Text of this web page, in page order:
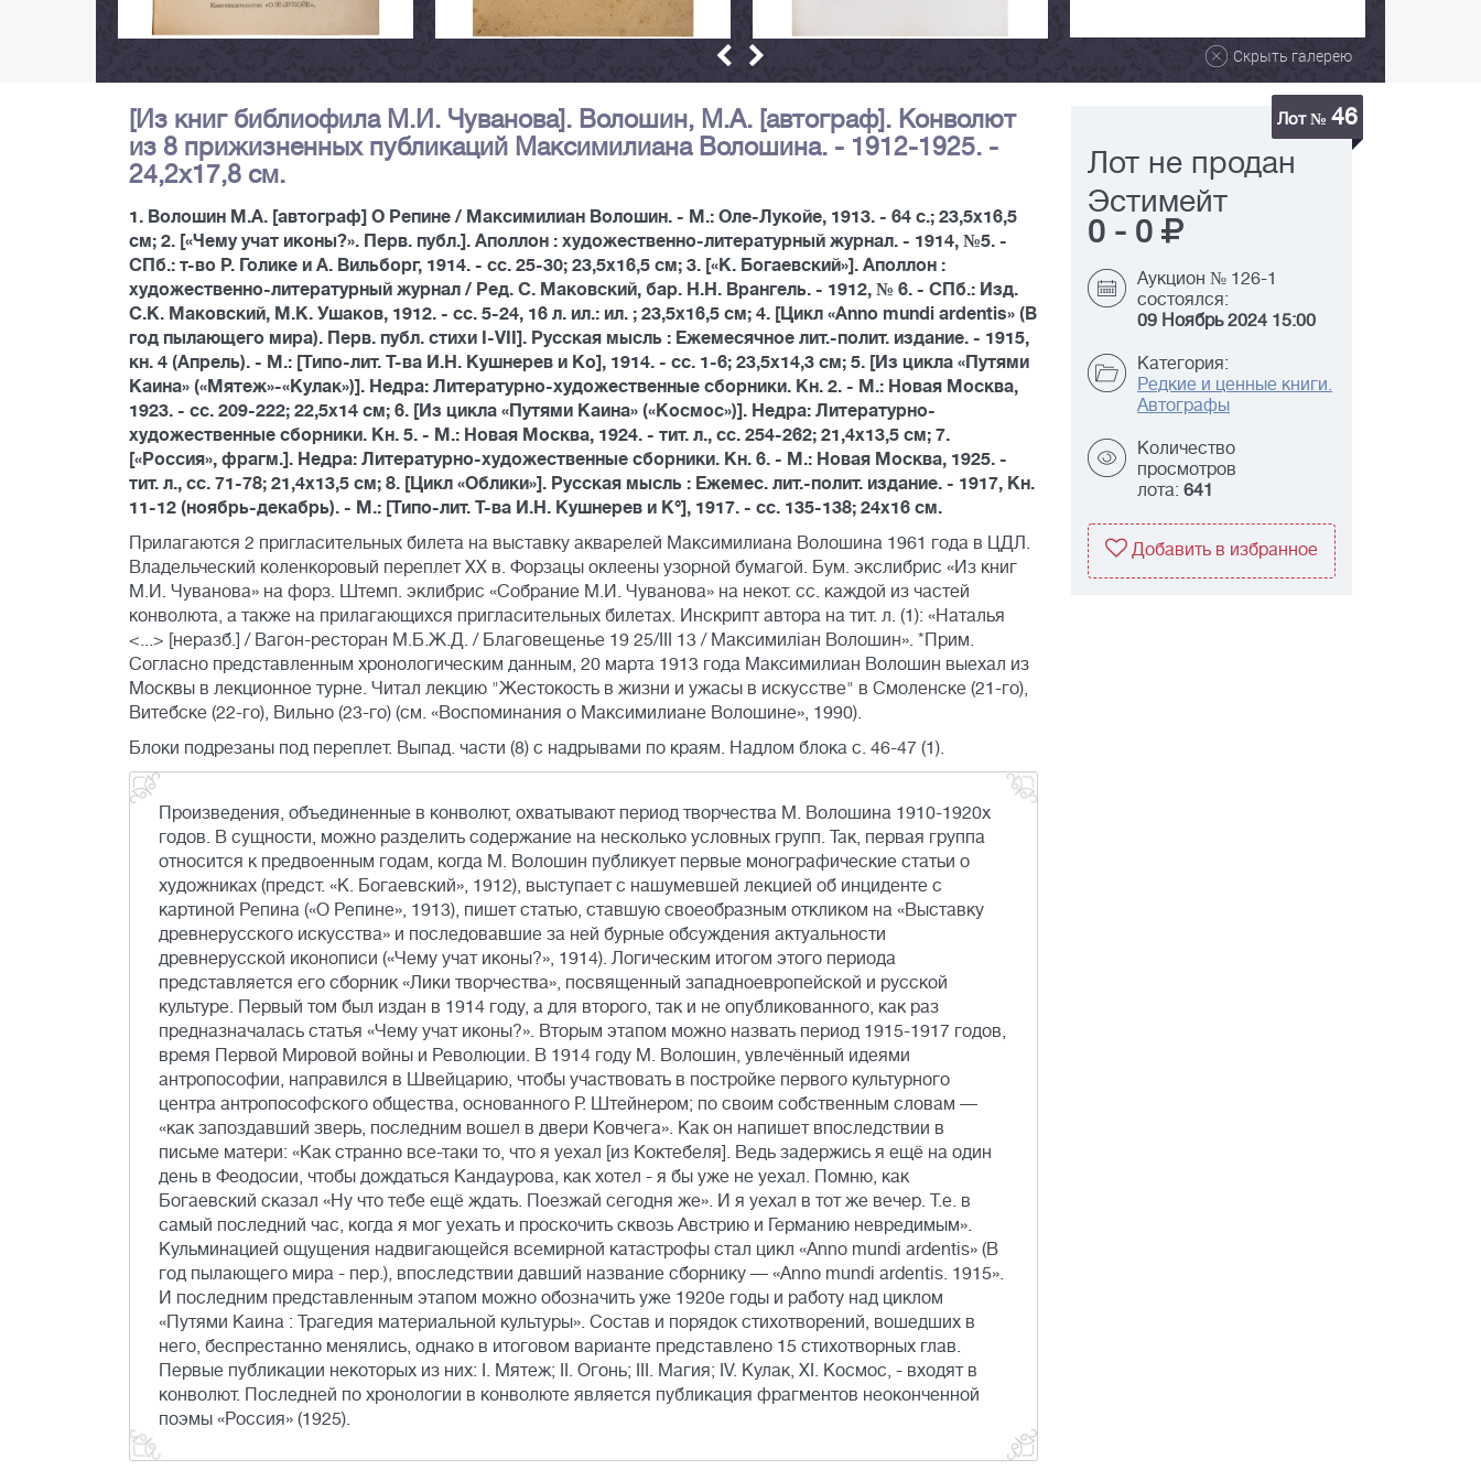
Скрыть галерею
[Из книг библиофила М.И. Чуванова]. Волошин, М.А. [автограф]. Конволют
из 8 прижизненных публикаций Максимилиана Волошина. - 1912-1925. -
24,2х17,8 см.
1. Волошин М.А. [автограф] О Репине / Максимилиан Волошин. - М.: Оле-Лукойе, 1913. - 64 с.; 23,5х16,5
см; 2. [«Чему учат иконы?». Перв. публ.]. Аполлон : художественно-литературный журнал. - 1914, №5. -
СПб.: т-во Р. Голике и А. Вильборг, 1914. - сс. 25-30; 23,5х16,5 см; 3. [«К. Богаевский»]. Аполлон :
художественно-литературный журнал / Ред. С. Маковский, бар. Н.Н. Врангель. - 1912, № 6. - СПб.: Изд.
С.К. Маковский, М.К. Ушаков, 1912. - сс. 5-24, 16 л. ил.: ил. ; 23,5х16,5 см; 4. [Цикл «Anno mundi ardentis» (В
год пылающего мира). Перв. публ. стихи I-VII]. Русская мысль : Ежемесячное лит.-полит. издание. - 1915,
кн. 4 (Апрель). - М.: [Типо-лит. Т-ва И.Н. Кушнерев и Ко], 1914. - сс. 1-6; 23,5х14,3 см; 5. [Из цикла «Путями
Каина» («Мятеж»-«Кулак»)]. Недра: Литературно-художественные сборники. Кн. 2. - М.: Новая Москва,
1923. - сс. 209-222; 22,5х14 см; 6. [Из цикла «Путями Каина» («Космос»)]. Недра: Литературно-
художественные сборники. Кн. 5. - М.: Новая Москва, 1924. - тит. л., сс. 254-262; 21,4х13,5 см; 7.
[«Россия», фрагм.]. Недра: Литературно-художественные сборники. Кн. 6. - М.: Новая Москва, 1925. -
тит. л., сс. 71-78; 21,4х13,5 см; 8. [Цикл «Облики»]. Русская мысль : Ежемес. лит.-полит. издание. - 1917, Кн.
11-12 (ноябрь-декабрь). - М.: [Типо-лит. Т-ва И.Н. Кушнерев и К°], 1917. - сс. 135-138; 24х16 см.
Прилагаются 2 пригласительных билета на выставку акварелей Максимилиана Волошина 1961 года в ЦДЛ.
Владельческий коленкоровый переплет ХХ в. Форзацы оклеены узорной бумагой. Бум. экслибрис «Из книг
М.И. Чуванова» на форз. Штемп. эклибрис «Собрание М.И. Чуванова» на некот. сс. каждой из частей
конволюта, а также на прилагающихся пригласительных билетах. Инскрипт автора на тит. л. (1): «Наталья
<...> [неразб.] / Вагон-ресторан М.Б.Ж.Д. / Благовещенье 19 25/III 13 / Максимилiан Волошин». *Прим.
Согласно представленным хронологическим данным, 20 марта 1913 года Максимилиан Волошин выехал из
Москвы в лекционное турне. Читал лекцию "Жестокость в жизни и ужасы в искусстве" в Смоленске (21-го),
Витебске (22-го), Вильно (23-го) (см. «Воспоминания о Максимилиане Волошине», 1990).
Блоки подрезаны под переплет. Выпад. части (8) с надрывами по краям. Надлом блока с. 46-47 (1).
Произведения, объединенные в конволют, охватывают период творчества М. Волошина 1910-1920х
годов. В сущности, можно разделить содержание на несколько условных групп. Так, первая группа
относится к предвоенным годам, когда М. Волошин публикует первые монографические статьи о
художниках (предст. «К. Богаевский», 1912), выступает с нашумевшей лекцией об инциденте с
картиной Репина («О Репине», 1913), пишет статью, ставшую своеобразным откликом на «Выставку
древнерусского искусства» и последовавшие за ней бурные обсуждения актуальности
древнерусской иконописи («Чему учат иконы?», 1914). Логическим итогом этого периода
представляется его сборник «Лики творчества», посвященный западноевропейской и русской
культуре. Первый том был издан в 1914 году, а для второго, так и не опубликованного, как раз
предназначалась статья «Чему учат иконы?». Вторым этапом можно назвать период 1915-1917 годов,
время Первой Мировой войны и Революции. В 1914 году М. Волошин, увлечённый идеями
антропософии, направился в Швейцарию, чтобы участвовать в постройке первого культурного
центра антропософского общества, основанного Р. Штейнером; по своим собственным словам —
«как запоздавший зверь, последним вошел в двери Ковчега». Как он напишет впоследствии в
письме матери: «Как странно все-таки то, что я уехал [из Коктебеля]. Ведь задержись я ещё на один
день в Феодосии, чтобы дождаться Кандаурова, как хотел - я бы уже не уехал. Помню, как
Богаевский сказал «Ну что тебе ещё ждать. Поезжай сегодня же». И я уехал в тот же вечер. Т.е. в
самый последний час, когда я мог уехать и проскочить сквозь Австрию и Германию невредимым».
Кульминацией ощущения надвигающейся всемирной катастрофы стал цикл «Anno mundi ardentis» (В
год пылающего мира - пер.), впоследствии давший название сборнику — «Anno mundi ardentis. 1915».
И последним представленным этапом можно обозначить уже 1920е годы и работу над циклом
«Путями Каина : Трагедия материальной культуры». Состав и порядок стихотворений, вошедших в
него, беспрестанно менялись, однако в итоговом варианте представлено 15 стихотворных глав.
Первые публикации некоторых из них: I. Мятеж; II. Огонь; III. Магия; IV. Кулак, XI. Космос, - входят в
конволют. Последней по хронологии в конволюте является публикация фрагментов неоконченной
поэмы «Россия» (1925).
Лот № 46
Лот не продан
Эстимейт
0 - 0
Аукцион № 126-1
состоялся:
09 Ноябрь 2024 15:00
Категория:
Редкие и ценные книги.
Автографы
Количество
просмотров
лота: 641
Добавить в избранное